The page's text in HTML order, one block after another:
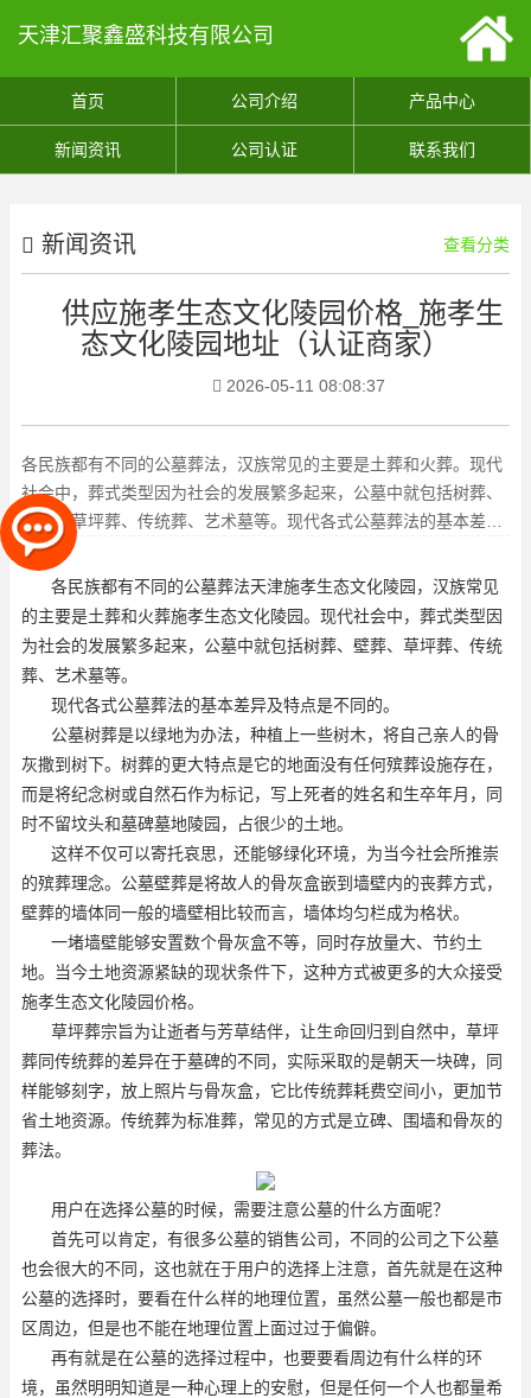
天津汇聚鑫盛科技有限公司
首页 公司介绍 产品中心
新闻资讯 公司认证 联系我们
新闻资讯 查看分类
供应施孝生态文化陵园价格_施孝生
态文化陵园地址（认证商家）
2026-05-11 08:08:37
各民族都有不同的公墓葬法，汉族常见的主要是土葬和火葬。现代
社会中，葬式类型因为社会的发展繁多起来，公墓中就包括树葬、
壁葬、草坪葬、传统葬、艺术墓等。现代各式公墓葬法的基本差异
及特点是不同的。公墓树葬是
各民族都有不同的公墓葬法天津施孝生态文化陵园 ，汉族常见
的主要是土葬和火葬施孝生态文化陵园。现代社会中，葬式类型因
为社会的发展繁多起来，公墓中就包括树葬、壁葬、草坪葬、传统
葬、艺术墓等。
现代各式公墓葬法的基本差异及特点是不同的。
公墓树葬是以绿地为办法，种植上一些树木，将自己亲人的骨
灰撒到树下。树葬的更大特点是它的地面没有任何殡葬设施存在，
而是将纪念树或自然石作为标记，写上死者的姓名和生卒年月，同
时不留坟头和墓碑墓地陵园 ，占很少的土地。
这样不仅可以寄托哀思，还能够绿化环境，为当今社会所推崇
的殡葬理念。公墓壁葬是将故人的骨灰盒嵌到墙壁内的丧葬方式，
壁葬的墙体同一般的墙壁相比较而言，墙体均匀栏成为格状。
一堵墙壁能够安置数个骨灰盒不等，同时存放量大、节约土
地。当今土地资源紧缺的现状条件下，这种方式被更多的大众接受
施孝生态文化陵园价格。
草坪葬宗旨为让逝者与芳草结伴，让生命回归到自然中，草坪
葬同传统葬的差异在于墓碑的不同，实际采取的是朝天一块碑，同
样能够刻字，放上照片与骨灰盒，它比传统葬耗费空间小，更加节
省土地资源。传统葬为标准葬，常见的方式是立碑、围墙和骨灰的
葬法。
用户在选择公墓的时候，需要注意公墓的什么方面呢？
首先可以肯定，有很多公墓的销售公司，不同的公司之下公墓
也会很大的不同，这也就在于用户的选择上注意，首先就是在这种
公墓的选择时，要看在什么样的地理位置，虽然公墓一般也都是市
区周边，但是也不能在地理位置上面过过于偏僻。
再有就是在公墓的选择过程中，也要要看周边有什么样的环
境，虽然明明知道是一种心理上的安慰，但是任何一个人也都量希